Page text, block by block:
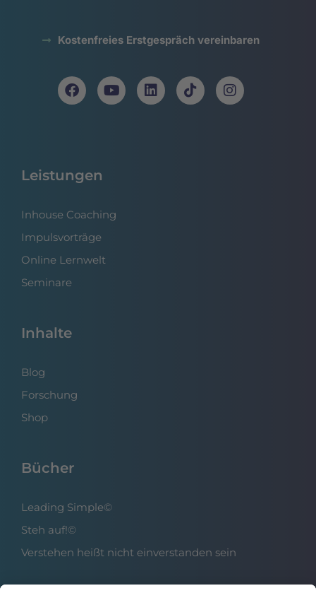
Kostenfreies Erstgespräch vereinbaren
Leistungen
Inhouse Coaching
Impulsvorträge
Online Lernwelt
Seminare
Inhalte
Blog
Forschung
Shop
Bücher
Leading Simple©
Steh auf!©
Verstehen heißt nicht einverstanden sein